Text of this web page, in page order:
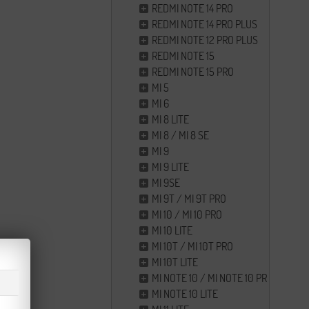
REDMI NOTE 14 PRO
REDMI NOTE 14 PRO PLUS
REDMI NOTE 12 PRO PLUS
REDMI NOTE 15
REDMI NOTE 15 PRO
MI 5
MI 6
MI 8 LITE
MI 8 / MI 8 SE
MI 9
MI 9 LITE
MI 9SE
MI 9T / MI 9T PRO
MI 10 / MI 10 PRO
MI 10 LITE
MI 10T / MI 10T PRO
MI 10T LITE
MI NOTE 10 / MI NOTE 10 PRO
MI NOTE 10 LITE